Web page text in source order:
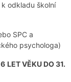
odkladu školní
SPC a
psychologa)
LET VĚKU DO 31.